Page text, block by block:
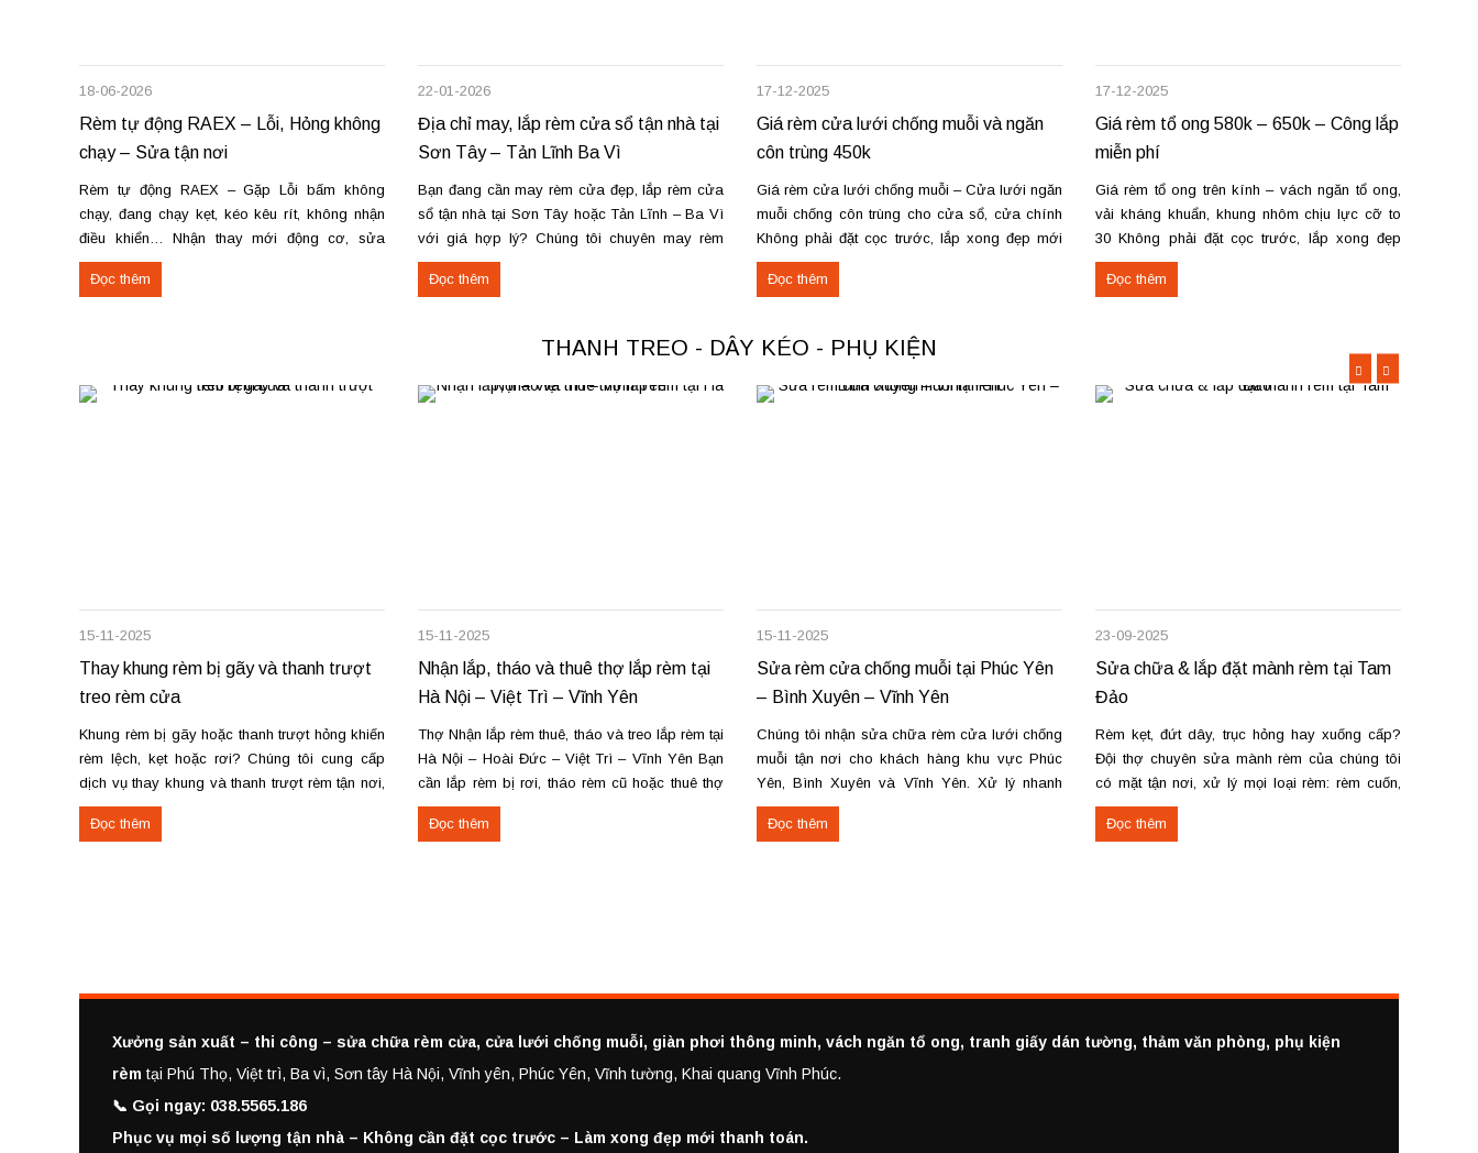
18-06-2026
Rèm tự động RAEX – Lỗi, Hỏng không
chạy – Sửa tận nơi
Rèm tự động RAEX – Gặp Lỗi bấm không
chạy, đang chạy kẹt, kéo kêu rít, không nhận
điều khiển… Nhận thay mới động cơ, sửa
chữa rèm tự động raex và các loại động cơ
rèm trên thị trường. Dịch vụ có tại: Phú Thọ –...
Đọc thêm
22-01-2026
Địa chỉ may, lắp rèm cửa sổ tận nhà tại
Sơn Tây – Tản Lĩnh Ba Vì
Bạn đang cần may rèm cửa đẹp, lắp rèm cửa
sổ tận nhà tại Sơn Tây hoặc Tản Lĩnh – Ba Vì
với giá hợp lý? Chúng tôi chuyên may rèm
theo yêu cầu, thi công nhanh, đúng mẫu, đúng
tiến độ. Thực tế, chúng tôi vừa hoàn thiện thi
Đọc thêm
17-12-2025
Giá rèm cửa lưới chống muỗi và ngăn
côn trùng 450k
Giá rèm cửa lưới chống muỗi – Cửa lưới ngăn
muỗi chống côn trùng cho cửa sổ, cửa chính
Không phải đặt cọc trước, lắp xong đẹp mới
thanh toán. Miễn phí vận chuyển – lắp đặt tận
nơi, mang mẫu đến đo đạc và tư vấn...
Đọc thêm
17-12-2025
Giá rèm tổ ong 580k – 650k – Công lắp
miễn phí
Giá rèm tổ ong trên kính – vách ngăn tổ ong,
vải kháng khuẩn, khung nhôm chịu lực cỡ to
30 Không phải đặt cọc trước, lắp xong đẹp
mới thanh toán. Mang mẫu đến tận nơi tư vấn,
đo đạc, lắp đặt – sửa chữa mọi số lượng...
Đọc thêm
THANH TREO - DÂY KÉO - PHỤ KIỆN
15-11-2025
Thay khung rèm bị gãy và thanh trượt
treo rèm cửa
Khung rèm bị gãy hoặc thanh trượt hỏng khiến
rèm lệch, kẹt hoặc rơi? Chúng tôi cung cấp
dịch vụ thay khung và thanh trượt rèm tận nơi,
đảm bảo rèm vận hành trơn tru, chắc chắn và
bền lâu. Thay khung rèm bị gãy, cong vênh
Đọc thêm
15-11-2025
Nhận lắp, tháo và thuê thợ lắp rèm tại
Hà Nội – Việt Trì – Vĩnh Yên
Thợ Nhận lắp rèm thuê, tháo và treo lắp rèm tại
Hà Nội – Hoài Đức – Việt Trì – Vĩnh Yên Bạn
cần lắp rèm bị rơi, tháo rèm cũ hoặc thuê thợ
lắp rèm tại Hoài Đức, Hà Nội, Việt Trì hoặc
Vĩnh Yên? Chúng tôi cung cấp dịch vụ...
Đọc thêm
15-11-2025
Sửa rèm cửa chống muỗi tại Phúc Yên
– Bình Xuyên – Vĩnh Yên
Chúng tôi nhận sửa chữa rèm cửa lưới chống
muỗi tận nơi cho khách hàng khu vực Phúc
Yên, Bình Xuyên và Vĩnh Yên. Xử lý nhanh
các lỗi hỏng phổ biến như đứt dây, rách lưới,
kẹt ray, gãy khung. Thay lưới mới cho cửa
Đọc thêm
23-09-2025
Sửa chữa & lắp đặt mành rèm tại Tam
Đảo
Rèm kẹt, đứt dây, trục hỏng hay xuống cấp?
Đội thợ chuyên sửa mành rèm của chúng tôi
có mặt tận nơi, xử lý mọi loại rèm: rèm cuốn,
rèm vải, rèm cầu vồng, rèm gỗ, rèm lá dọc.
Cung cấp & lắp đặt rèm cửa tại Tam Đảo:
Đọc thêm
Xưởng sản xuất – thi công – sửa chữa rèm cửa, cửa lưới chống muỗi, giàn phơi thông minh, vách ngăn tổ ong, tranh giấy dán tường, thảm văn phòng, phụ kiện
rèm tại Phú Thọ, Việt trì, Ba vì, Sơn tây Hà Nội, Vĩnh yên, Phúc Yên, Vĩnh tường, Khai quang Vĩnh Phúc.
📞 Gọi ngay: 038.5565.186
Phục vụ mọi số lượng tận nhà – Không cần đặt cọc trước – Làm xong đẹp mới thanh toán.